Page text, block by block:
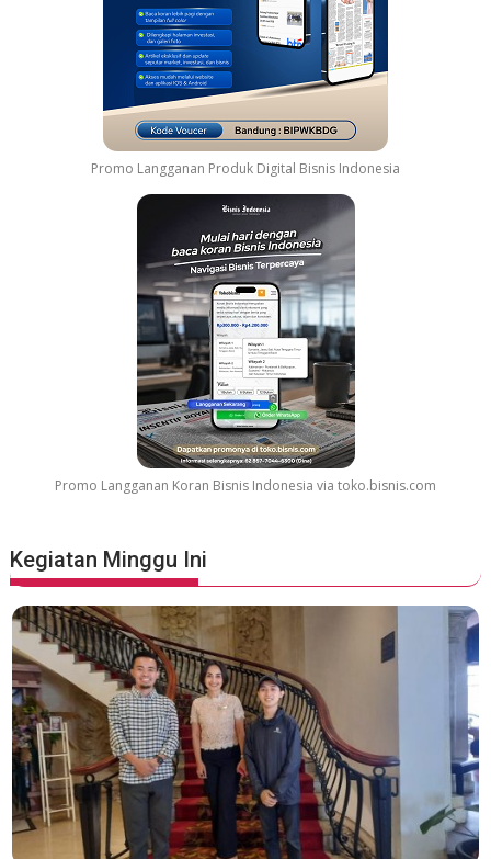
Promo Langganan Produk Digital Bisnis Indonesia
Promo Langganan Koran Bisnis Indonesia via toko.bisnis.com
Kegiatan Minggu Ini